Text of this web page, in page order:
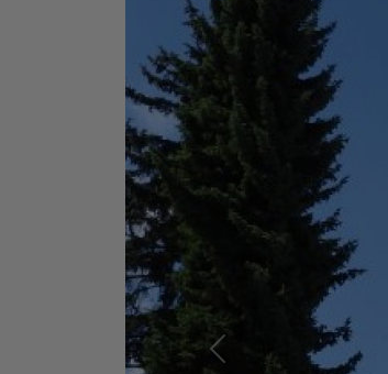
Předchozí